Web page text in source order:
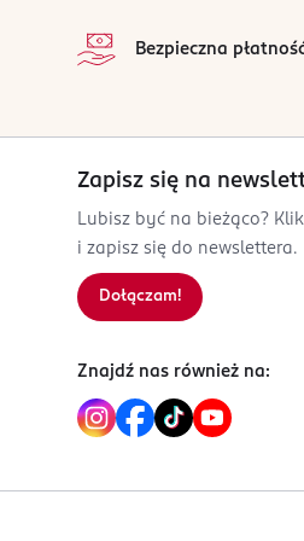
ROSSMANN SDP SP. z
4 047196 059517
Bezpieczna
Zapisz się na
Lubisz być na bieżąco?
i zapisz się do newslettera.
Dołączam!
Znajdź nas również na: